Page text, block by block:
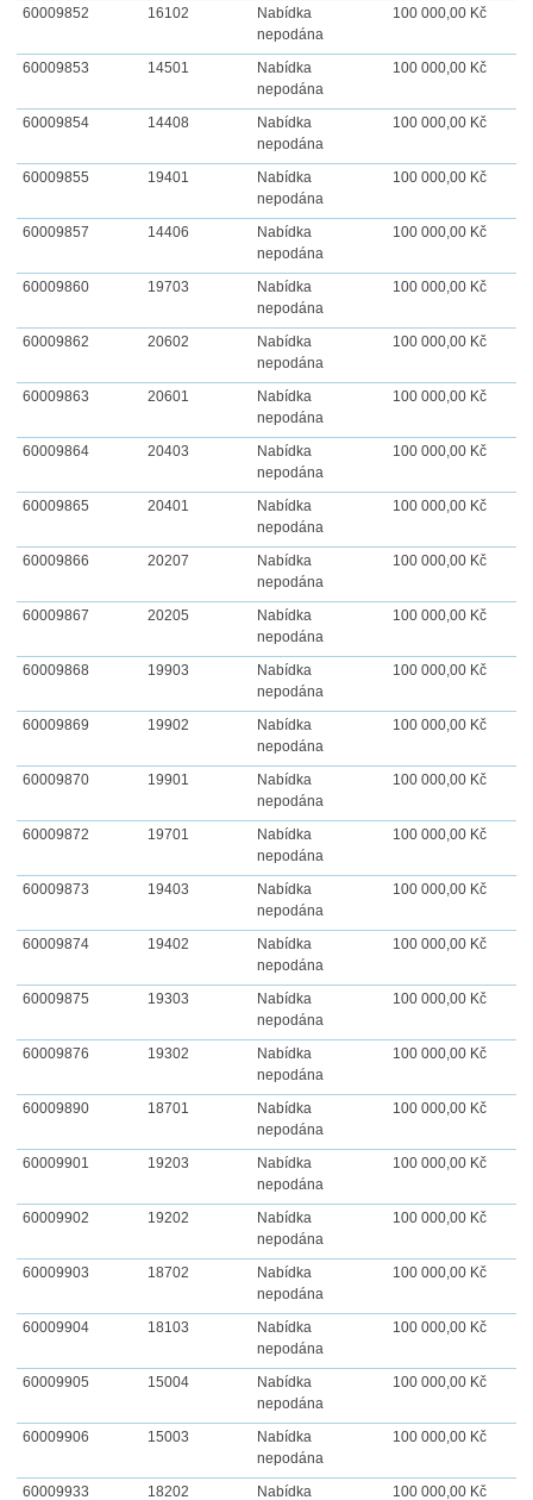
60009852 16102
Nabídka
nepodána
100 000,00 Kč
60009853 14501
Nabídka
nepodána
100 000,00 Kč
60009854 14408
Nabídka
nepodána
100 000,00 Kč
60009855 19401
Nabídka
nepodána
100 000,00 Kč
60009857 14406
Nabídka
nepodána
100 000,00 Kč
60009860 19703
Nabídka
nepodána
100 000,00 Kč
60009862 20602
Nabídka
nepodána
100 000,00 Kč
60009863 20601
Nabídka
nepodána
100 000,00 Kč
60009864 20403
Nabídka
nepodána
100 000,00 Kč
60009865 20401
Nabídka
nepodána
100 000,00 Kč
60009866 20207
Nabídka
nepodána
100 000,00 Kč
60009867 20205
Nabídka
nepodána
100 000,00 Kč
60009868 19903
Nabídka
nepodána
100 000,00 Kč
60009869 19902
Nabídka
nepodána
100 000,00 Kč
60009870 19901
Nabídka
nepodána
100 000,00 Kč
60009872 19701
Nabídka
nepodána
100 000,00 Kč
60009873 19403
Nabídka
nepodána
100 000,00 Kč
60009874 19402
Nabídka
nepodána
100 000,00 Kč
60009875 19303
Nabídka
nepodána
100 000,00 Kč
60009876 19302
Nabídka
nepodána
100 000,00 Kč
60009890 18701
Nabídka
nepodána
100 000,00 Kč
60009901 19203
Nabídka
nepodána
100 000,00 Kč
60009902 19202
Nabídka
nepodána
100 000,00 Kč
60009903 18702
Nabídka
nepodána
100 000,00 Kč
60009904 18103
Nabídka
nepodána
100 000,00 Kč
60009905 15004
Nabídka
nepodána
100 000,00 Kč
60009906 15003
Nabídka
nepodána
100 000,00 Kč
60009933 18202 Nabídka 100 000,00 Kč